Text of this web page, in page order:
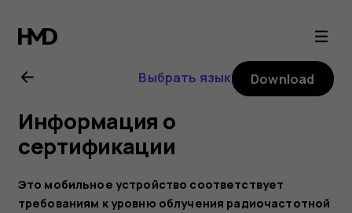
Nokia
4.2
user
guide
Выбрать язык Download
Информация о
сертификации
Это мобильное устройство соответствует
требованиям к уровню облучения радиочастотной